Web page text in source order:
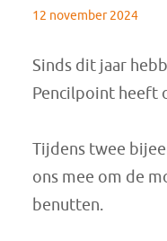
12 november 2024
Sinds dit jaar
Pencilpoint heeft
Tijdens twee
ons mee om de
benutten.